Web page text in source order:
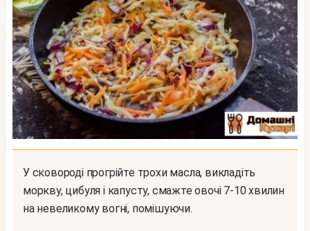
У сковороді прогрійте трохи масла, викладіть
моркву, цибуля і капусту, смажте овочі 7-10 хвилин
на невеликому вогні, помішуючи.